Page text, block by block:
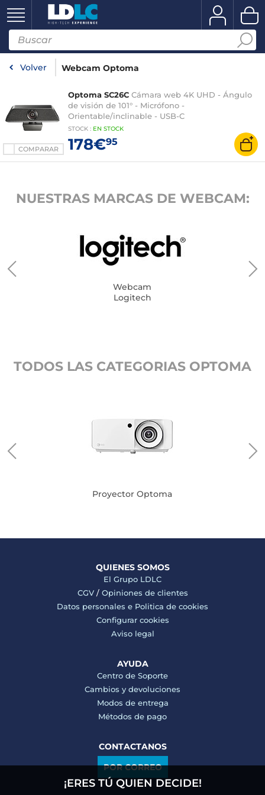
Volver Webcam Optoma
COMPARAR
Optoma SC26C Cámara web 4K UHD - Ángulo
de visión de 101° - Micrófono -
Orientable/inclinable - USB-C
STOCK : EN STOCK
178€95
NUESTRAS MARCAS DE WEBCAM:
Webcam
Logitech
TODOS LAS CATEGORIAS OPTOMA
Proyector Optoma
QUIENES SOMOS
El Grupo LDLC
CGV/ Opiniones de clientes
Datos personales e Politica de cookies
Configurar cookies
Aviso legal
AYUDA
Centro de Soporte
Cambios y devoluciones
Modos de entrega
Métodos de pago
CONTACTANOS
POR CORREO
¡ERES TÚ QUIEN DECIDE!